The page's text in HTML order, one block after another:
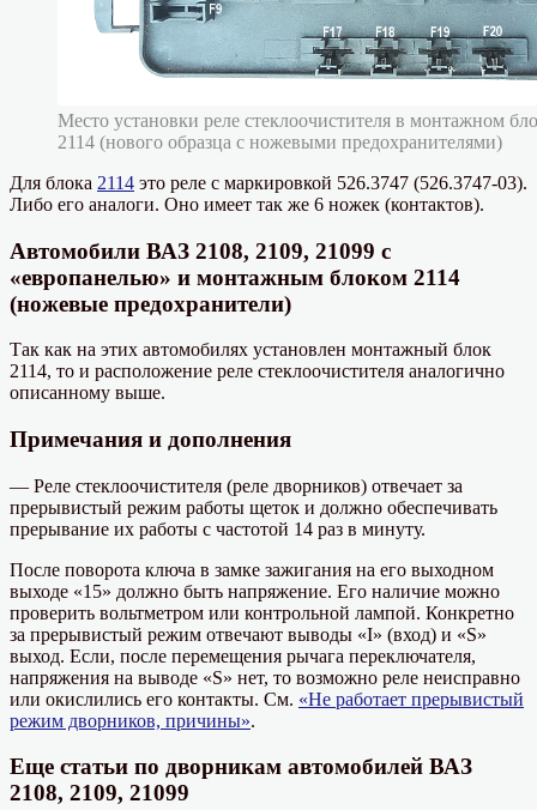
Место установки реле стеклоочистителя в монтажном
2114 (нового образца с ножевыми предохранителями)
Для блока 2114 это реле с маркировкой 526.3747 (526.3747-03).
Либо его аналоги. Оно имеет так же 6 ножек (контактов).
Автомобили ВАЗ 2108, 2109, 21099 с
«европанелью» и монтажным блоком 2114
(ножевые предохранители)
Так как на этих автомобилях установлен монтажный блок
2114, то и расположение реле стеклоочистителя аналогично
описанному выше.
Примечания и дополнения
— Реле стеклоочистителя (реле дворников) отвечает за
прерывистый режим работы щеток и должно обеспечивать
прерывание их работы с частотой 14 раз в минуту.
После поворота ключа в замке зажигания на его выходном
выходе «15» должно быть напряжение. Его наличие можно
проверить вольтметром или контрольной лампой. Конкретно
за прерывистый режим отвечают выводы «I» (вход) и «S»
выход. Если, после перемещения рычага переключателя,
напряжения на выводе «S» нет, то возможно реле неисправно
или окислились его контакты. См. «Не работает прерывистый
режим дворников, причины».
Еще статьи по дворникам автомобилей ВАЗ
2108, 2109, 21099